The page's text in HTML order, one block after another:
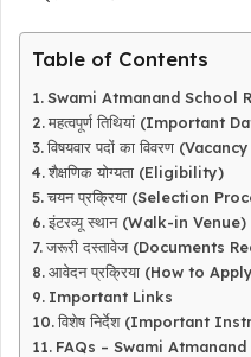
Table of Contents
Swami Atmanand School
महत्वपूर्ण तिथियां (Important
विषयवार पदों का विवरण
शैक्षणिक योग्यता (Eligibility)
चयन प्रक्रिया (Selection
इंटरव्यू स्थान (Walk-in Venue)
जरूरी दस्तावेज (Documents
आवेदन प्रक्रिया (How to
Important Links
विशेष निर्देश (Important
FAQs – Swami